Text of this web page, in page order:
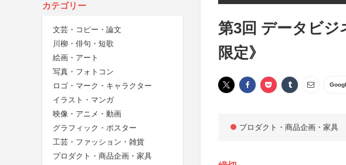
カテゴリー
文芸・コピー・論文
川柳・俳句・短歌
絵画・アート
写真・フォトコン
ロゴ・マーク・キャラクター
イラスト・マンガ
映像・アニメ・動画
グラフィック・ポスター
工芸・ファッション・雑貨
プロダクト・商品企画・家具
第3回 データビジ
限定》
プロダクト・商品企画・家具